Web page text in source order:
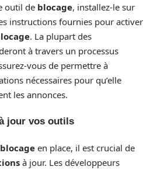
outil de blocage, installez-le sur
instructions fournies pour activer
. La plupart des
à travers un processus
vous de permettre à
nécessaires pour qu’elle
les annonces.
jour vos outils
blocage en place, il est crucial de
à jour. Les développeurs